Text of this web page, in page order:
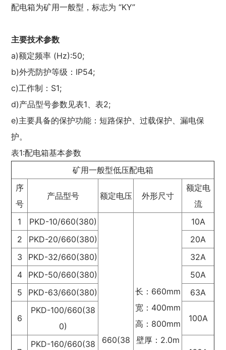
配电箱为矿用一般型，标志为 “KY”
主要技术参数
a)额定频率 (Hz):50;
b)外壳防护等级：IP54;
c)工作制：S1;
d)产品型号参数见表1、表2;
e)主要具备的保护功能：短路保护、过载保护、漏电保
护。
表1:配电箱基本参数
矿用一般型低压配电箱
序
号
产品型号 额定电压 外形尺寸
额定电
流
1
PKD-10/660(380)
660(38
长：660mm
宽：400mm
高：800mm
壁厚：2.0m
10A
2
PKD-20/660(380)
20A
3
PKD-32/660(380)
32A
4
PKD-50/660(380)
50A
5
PKD-63/660(380) 63A
6
PKD-100/660(38
0)
100A
PKD-160/660(38